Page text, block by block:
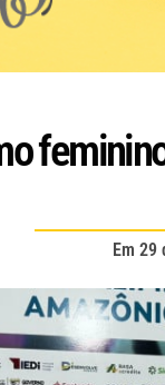
Em29